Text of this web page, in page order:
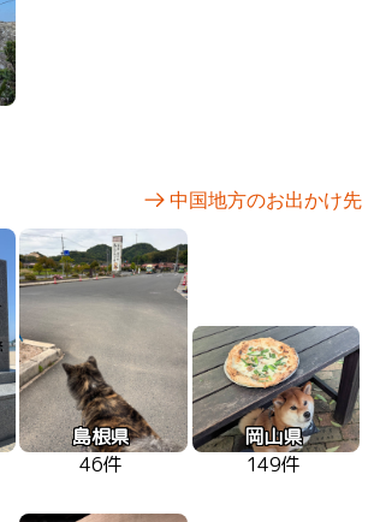
中国地方のお出かけ先
島根県
46件
岡山県
149件